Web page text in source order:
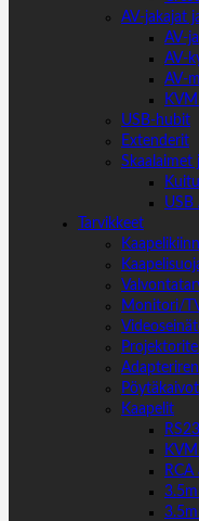
AV-jakajat
AV-
AV-
AV-
USB-hubit
Extenderit
USB
Tarvikkeet
Monitori/
Kaapelit